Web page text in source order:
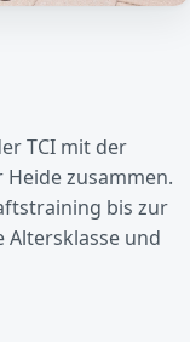
TCI mit der
zusammen.
bis zur
Altersklasse und